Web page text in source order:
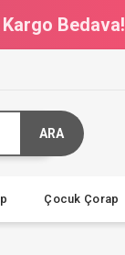
Kargo Bedava!
ARA
Çocuk Çorap